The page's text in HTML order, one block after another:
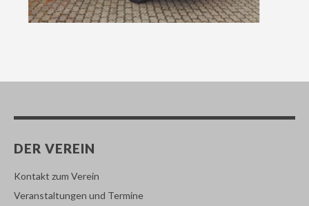
DER VEREIN
Kontakt zum Verein
Veranstaltungen und Termine